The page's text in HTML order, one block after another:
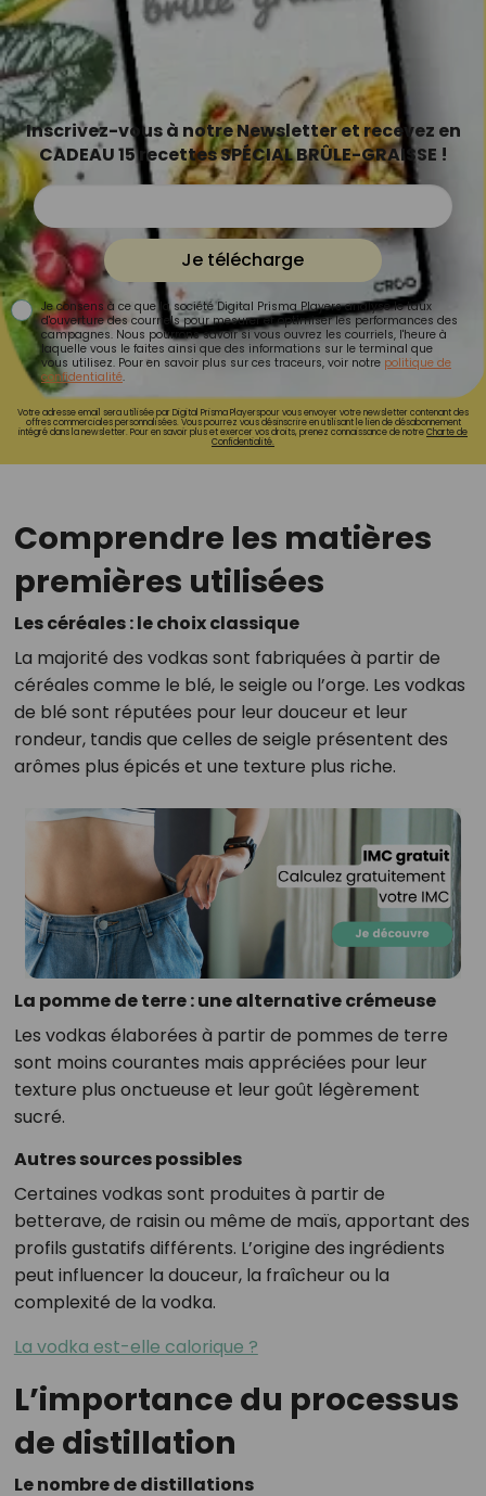
Inscrivez-vous à notre Newsletter et recevez en
CADEAU 15 recettes SPÉCIAL BRÛLE-GRAISSE !
Je télécharge
Je consens à ce que la société Digital Prisma Players analyse le taux
d'ouverture des courriels pour mesurer et optimiser les performances des
campagnes. Nous pourrons savoir si vous ouvrez les courriels, l'heure à
laquelle vous le faites ainsi que des informations sur le terminal que
vous utilisez. Pour en savoir plus sur ces traceurs, voir notre politique de
confidentialité.
Votre adresse email sera utilisée par Digital Prisma Playerspour vous envoyer votre newsletter contenant des
offres commerciales personnalisées. Vous pourrez vous désinscrire en utilisant le lien de désabonnement
intégré dans la newsletter. Pour en savoir plus et exercer vos droits, prenez connaissance de notreCharte de
Confidentialité.
Comprendre les matières
premières utilisées
Les céréales : le choix classique
La majorité des vodkas sont fabriquées à partir de
céréales comme le blé, le seigle ou l’orge. Les vodkas
de blé sont réputées pour leur douceur et leur
rondeur, tandis que celles de seigle présentent des
arômes plus épicés et une texture plus riche.
La pomme de terre : une alternative crémeuse
Les vodkas élaborées à partir de pommes de terre
sont moins courantes mais appréciées pour leur
texture plus onctueuse et leur goût légèrement
sucré.
Autres sources possibles
Certaines vodkas sont produites à partir de
betterave, de raisin ou même de maïs, apportant des
profils gustatifs différents. L’origine des ingrédients
peut influencer la douceur, la fraîcheur ou la
complexité de la vodka.
La vodka est-elle calorique ?
L’importance du processus
de distillation
Le nombre de distillations